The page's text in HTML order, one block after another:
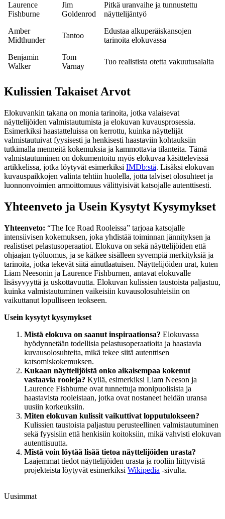
Laurence
Fishburne
Jim
Goldenrod
Pitkä uranvaihe ja tunnustettu
näyttelijäntyö
Amber
Midthunder
Tantoo
Edustaa alkuperäiskansojen
tarinoita elokuvassa
Benjamin
Walker
Tom
Varnay
Tuo realistista otetta vakuutusalalta
Kulissien Takaiset Arvot
Elokuvankin takana on monia tarinoita, jotka valaisevat
näyttelijöiden valmistautumista ja elokuvan kuvausprosessia.
Esimerkiksi haastatteluissa on kerrottu, kuinka näyttelijät
valmistautuivat fyysisesti ja henkisesti haastaviin kohtauksiin
tutkimalla menneitä kokemuksia ja kammottavia tilanteita. Tämä
valmistautuminen on dokumentoitu myös elokuvaa käsittelevissä
artikkelissa, jotka löytyvät esimerkiksi IMDb:stä. Lisäksi elokuvan
kuvauspaikkojen valinta tehtiin huolella, jotta talviset olosuhteet ja
luonnonvoimien armoittomuus välittyisivät katsojalle autenttisesti.
Yhteenveto ja Usein Kysytyt Kysymykset
Yhteenveto: “The Ice Road Rooleissa” tarjoaa katsojalle
intensiivisen kokemuksen, joka yhdistää toiminnan jännityksen ja
realistiset pelastusoperaatiot. Elokuva on sekä näyttelijöiden että
ohjaajan työluomus, ja se kätkee sisälleen syvempiä merkityksiä ja
tarinoita, jotka tekevät siitä ainutlaatuisen. Näyttelijöiden urat, kuten
Liam Neesonin ja Laurence Fishburnen, antavat elokuvalle
lisäsyvyyttä ja uskottavuutta. Elokuvan kulissien taustoista paljastuu,
kuinka valmistautuminen vaikeisiin kuvausolosuhteisiin on
vaikuttanut lopulliseen teokseen.
Usein kysytyt kysymykset
Mistä elokuva on saanut inspiraationsa? Elokuvassa
hyödynnetään todellisia pelastusoperaatioita ja haastavia
kuvausolosuhteita, mikä tekee siitä autenttisen
katsomiskokemuksen.
Kukaan näyttelijöistä onko aikaisempaa kokenut
vastaavia rooleja? Kyllä, esimerkiksi Liam Neeson ja
Laurence Fishburne ovat tunnettuja monipuolisista ja
haastavista rooleistaan, jotka ovat nostaneet heidän uransa
uusiin korkeuksiin.
Miten elokuvan kulissit vaikuttivat lopputulokseen?
Kulissien taustoista paljastuu perusteellinen valmistautuminen
sekä fyysisiin että henkisiin koitoksiin, mikä vahvisti elokuvan
autenttisuutta.
Mistä voin löytää lisää tietoa näyttelijöiden urasta?
Laajemmat tiedot näyttelijöiden urasta ja rooliin liittyvistä
projekteista löytyvät esimerkiksi Wikipedia -sivulta.
Uusimmat